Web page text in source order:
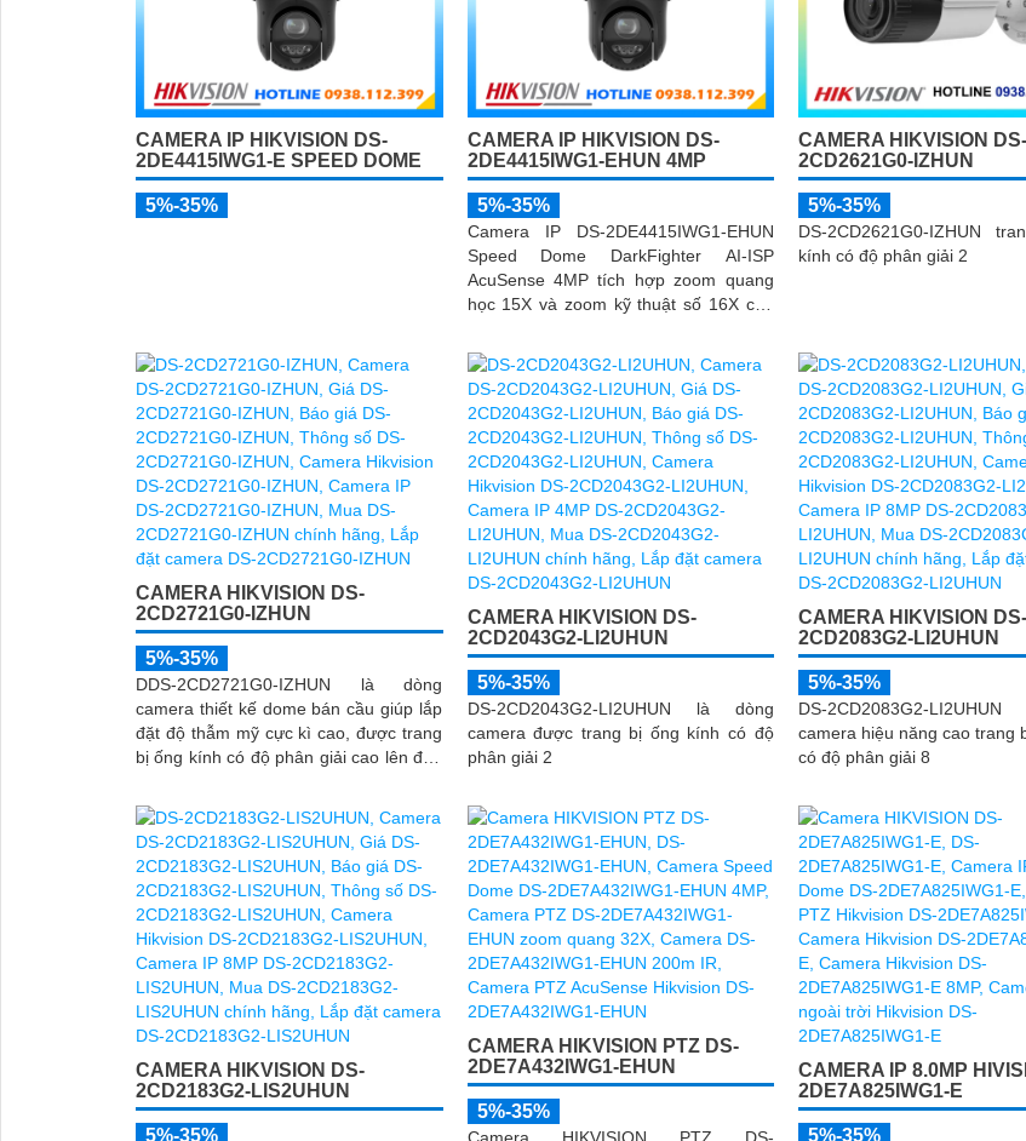
CAMERA IP HIKVISION DS-
2DE4415IWG1-E SPEED DOME
5%-35%
CAMERA IP HIKVISION DS-
2DE4415IWG1-EHUN 4MP
5%-35%
Camera IP DS-2DE4415IWG1-EHUN
Speed Dome DarkFighter AI-ISP
AcuSense 4MP tích hợp zoom quang
học 15X và zoom kỹ thuật số 16X cho
cách xa, AI AcuSense nhận diện người
và phương tiện hỗ trợ chụp đồng thời
tối đa 5 khuôn mặt
CAMERA HIKVISION DS-
2CD2621G0-IZHUN
5%-35%
DS-2CD2621G0-IZHUN
kính có độ phân giải 2
CAMERA HIKVISION DS-
2CD2721G0-IZHUN
5%-35%
DDS-2CD2721G0-IZHUN là dòng
camera thiết kế dome bán cầu giúp lắp
đặt độ thẫm mỹ cực kì cao, được trang
bị ống kính có độ phân giải cao lên đến
CAMERA HIKVISION DS-
2CD2043G2-LI2UHUN
5%-35%
DS-2CD2043G2-LI2UHUN là dòng
camera được trang bị ống kính có độ
phân giải 2
CAMERA HIKVISION DS-
2CD2083G2-LI2UHUN
5%-35%
DS-2CD2083G2-
camera hiệu năng cao trang
có độ phân giải 8
CAMERA HIKVISION DS-
2CD2183G2-LIS2UHUN
5%-35%
CAMERA HIKVISION PTZ DS-
2DE7A432IWG1-EHUN
5%-35%
CAMERA IP 8.0MP
2DE7A825IWG1-E
5%-35%